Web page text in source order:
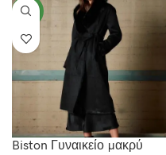
NEW
Biston Γυναικείο μακρύ